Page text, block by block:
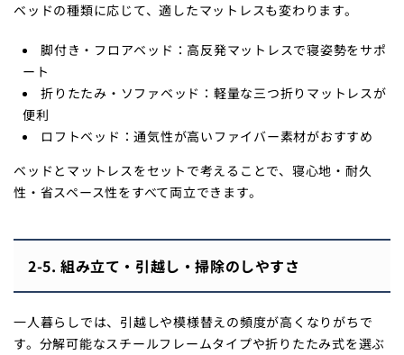
ベッドの種類に応じて、適したマットレスも変わります。
脚付き・フロアベッド：高反発マットレスで寝姿勢をサポ
ート
折りたたみ・ソファベッド：軽量な三つ折りマットレスが
便利
ロフトベッド：通気性が高いファイバー素材がおすすめ
ベッドとマットレスをセットで考えることで、寝心地・耐久
性・省スペース性をすべて両立できます。
2-5. 組み立て・引越し・掃除のしやすさ
一人暮らしでは、引越しや模様替えの頻度が高くなりがちで
す。分解可能なスチールフレームタイプや折りたたみ式を選ぶ